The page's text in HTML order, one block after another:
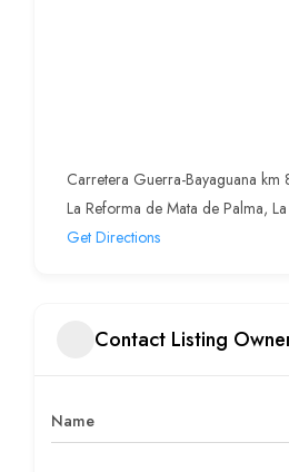
Carretera Guerra-Bayaguana km
La Reforma de Mata de Palma,
Get Directions
Contact Listing